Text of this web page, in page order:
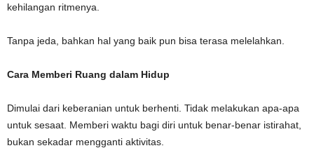
kehilangan ritmenya.
Tanpa jeda, bahkan hal yang baik pun bisa terasa melelahkan.
Cara Memberi Ruang dalam Hidup
Dimulai dari keberanian untuk berhenti. Tidak melakukan apa-apa
untuk sesaat. Memberi waktu bagi diri untuk benar-benar istirahat,
bukan sekadar mengganti aktivitas.